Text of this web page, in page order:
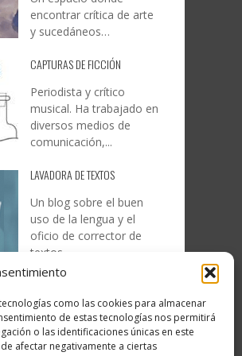
como las cookies para almacenar
de estas tecnologías nos permitirá
o las identificaciones únicas en este
afectar negativamente a ciertas
encontrar crítica de arte
y sucedáneos…
CAPTURAS DE FICCIÓN
Periodista y crítico
musical. Ha trabajado en
diversos medios de
comunicación,...
LAVADORA DE TEXTOS
Un blog sobre el buen
uso de la lengua y el
oficio de corrector de
textos…
…la realidad, es que cada
día es más complicado
realizar esos temas…